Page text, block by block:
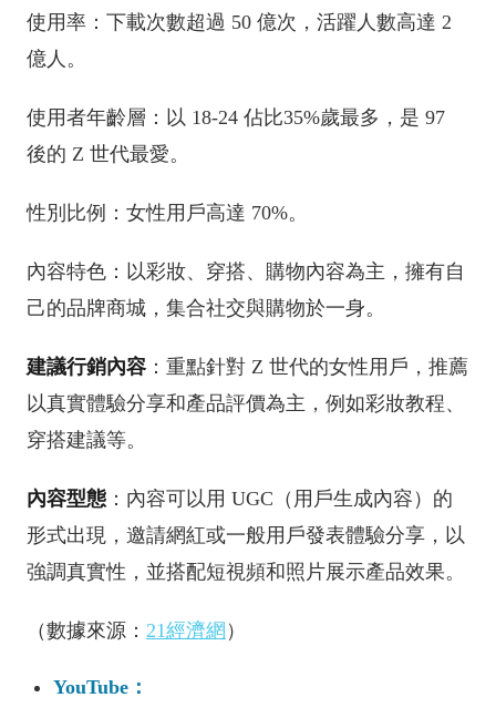
使用率：下載次數超過 50 億次，活躍人數高達 2
億人。
使用者年齡層：以 18-24 佔比35%歲最多，是 97
後的 Z 世代最愛。
性別比例：女性用戶高達 70%。
內容特色：以彩妝、穿搭、購物內容為主，擁有自
己的品牌商城，集合社交與購物於一身。
建議行銷內容 ：重點針對 Z 世代的女性用戶，推薦
以真實體驗分享和產品評價為主，例如彩妝教程、
穿搭建議等。
內容型態 ：內容可以用 UGC（用戶生成內容）的
形式出現，邀請網紅或一般用戶發表體驗分享，以
強調真實性，並搭配短視頻和照片展示產品效果。
（數據來源： 21經濟網 ）
YouTube：